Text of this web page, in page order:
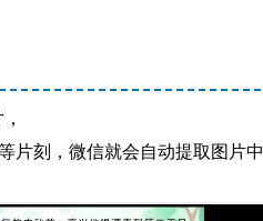
片刻，微信就会自动提取图片中